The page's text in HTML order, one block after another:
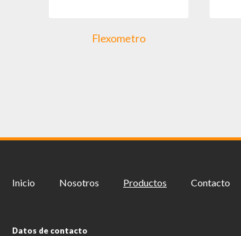
Flexometro
Inicio Nosotros Productos Contacto
Datos de contacto